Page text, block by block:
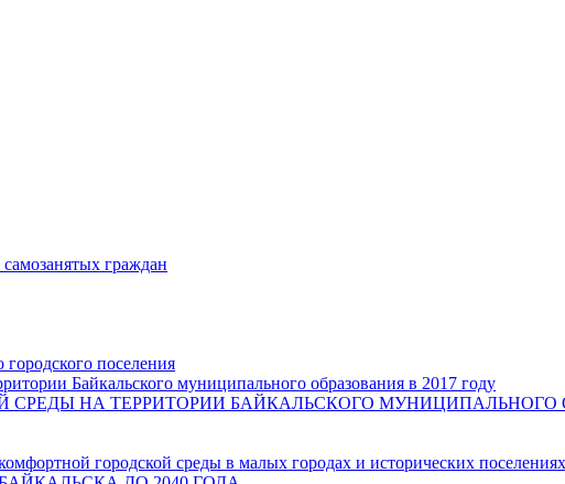
граждан
поселения
Байкальского муниципального образования в 2017 году
НА ТЕРРИТОРИИ БАЙКАЛЬСКОГО МУНИЦИПАЛЬНОГО
городской среды в малых городах и исторических поселениях